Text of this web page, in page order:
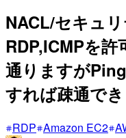
NACL/セキュ
RDP,ICMPを
通りますが
すれば疎通で
RDP Amazon EC2